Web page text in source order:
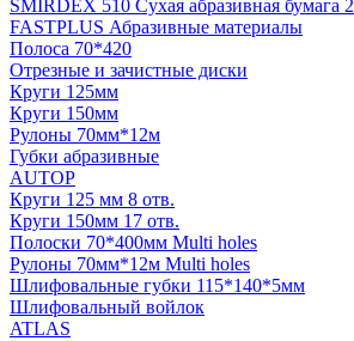
SMIRDEX 510 Сухая абразивная бумага
FASTPLUS Абразивные материалы
Полоса 70*420
Отрезные и зачистные диски
Круги 125мм
Круги 150мм
Рулоны 70мм*12м
Губки абразивные
AUTOP
Круги 125 мм 8 отв.
Круги 150мм 17 отв.
Полоски 70*400мм Multi holes
Рулоны 70мм*12м Multi holes
Шлифовальные губки 115*140*5мм
Шлифовальный войлок
ATLAS